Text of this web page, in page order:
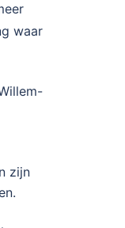
waar
zijn